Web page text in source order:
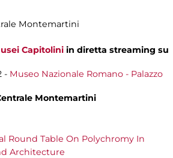
Montemartini
Capitolini in diretta streaming su
- Museo Nazionale Romano - Palazzo
Montemartini
Round Table On Polychromy In
Architecture